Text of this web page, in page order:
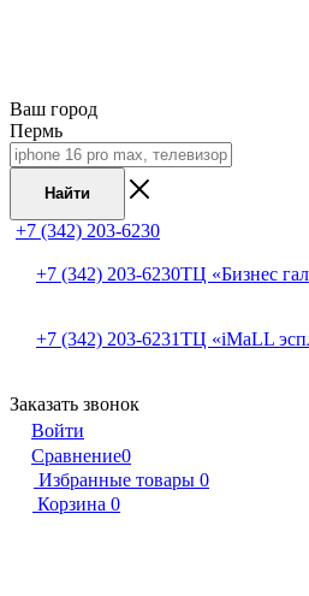
Ваш город
Пермь
Найти
+7 (342) 203-6230
+7 (342) 203-6230ТЦ «Бизнес
+7 (342) 203-6231ТЦ «iMaLL
Заказать звонок
Войти
Сравнение0
Избранные товары 0
Корзина 0